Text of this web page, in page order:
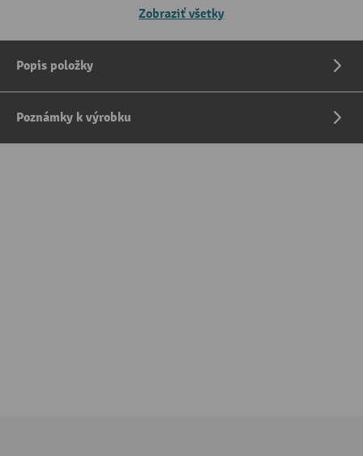
Zobraziť všetky
Popis položky
Poznámky k výrobku